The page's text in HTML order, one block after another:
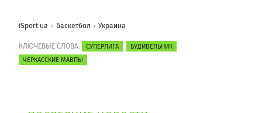
iSport.ua Баскетбол Украина
КЛЮЧЕВЫЕ СЛОВА: СУПЕРЛИГА
БУДИВЕЛЬНИК
ЧЕРКАССКИЕ МАВПЫ